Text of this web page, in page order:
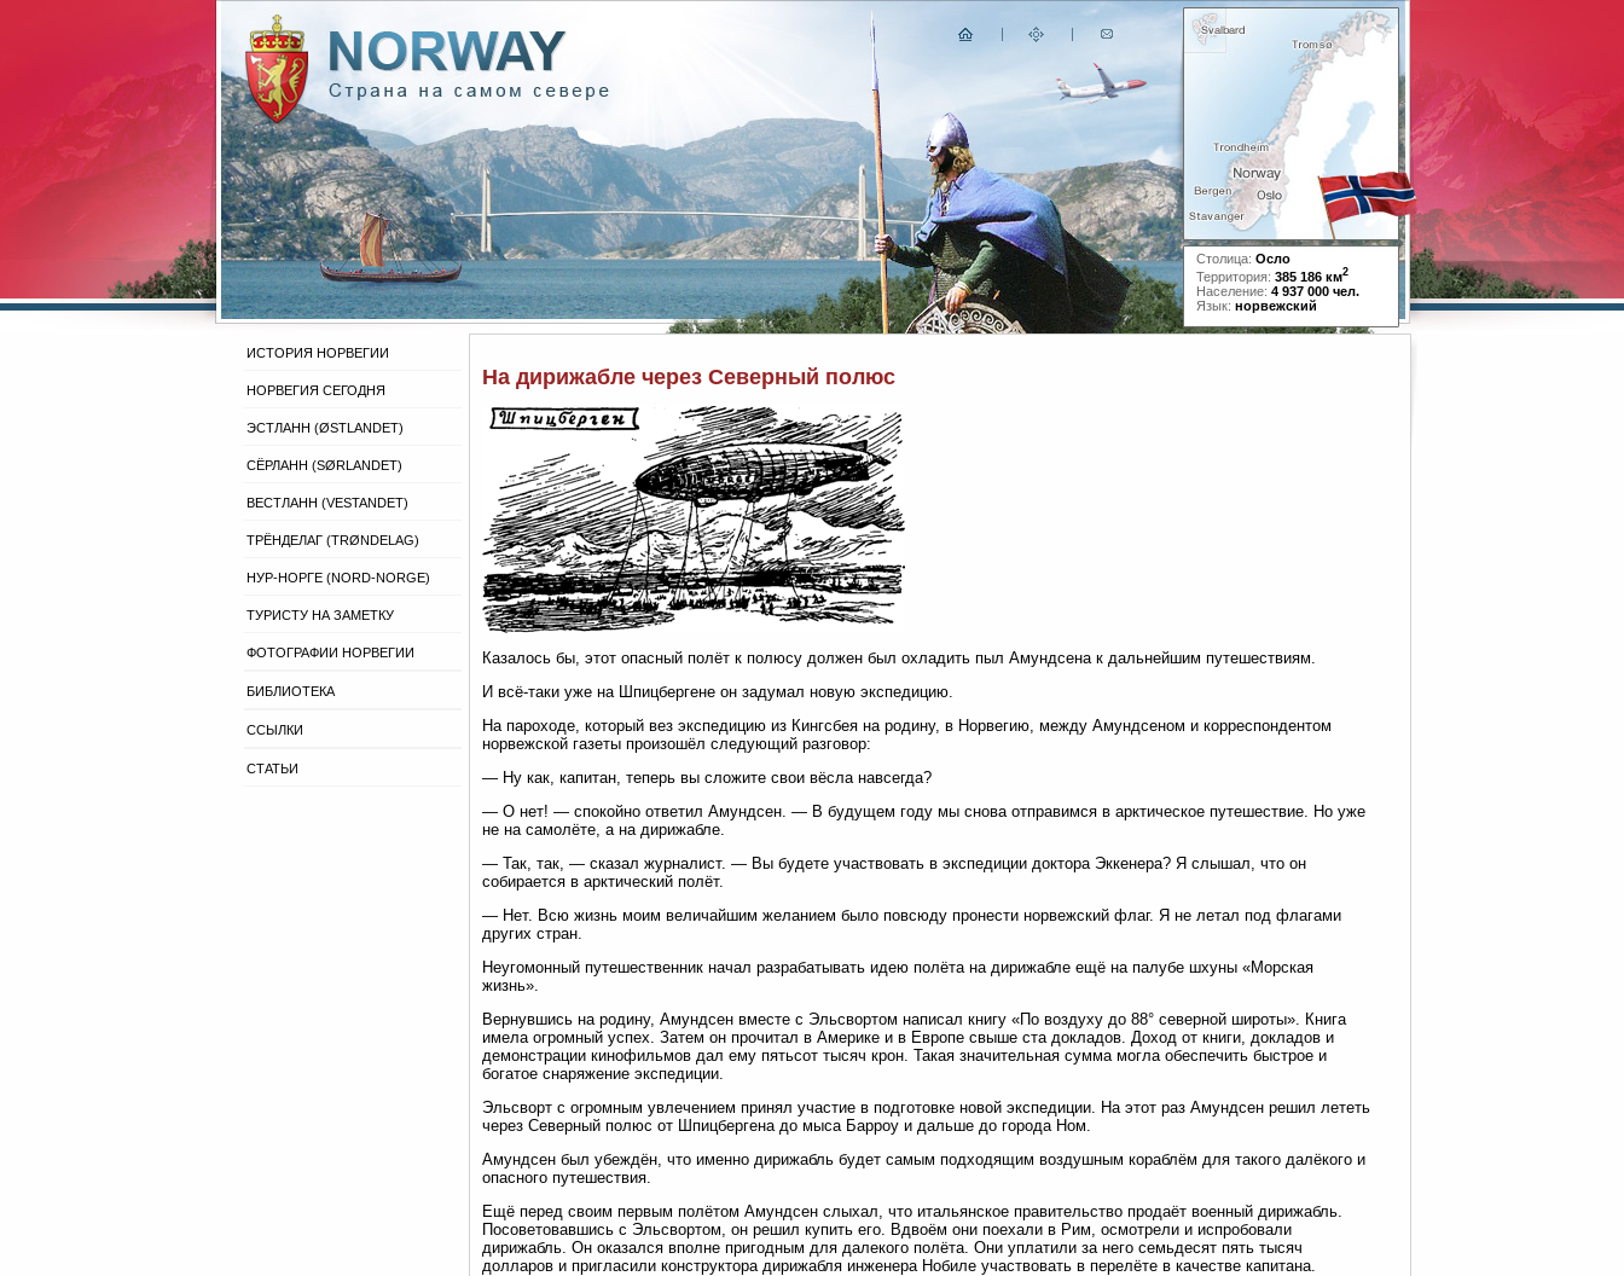
Столица: Осло
Территория: 385 186 км2
Население: 4 937 000 чел.
Язык: норвежский
ИСТОРИЯ НОРВЕГИИ
НОРВЕГИЯ СЕГОДНЯ
ЭСТЛАНН (ØSTLANDET)
СЁРЛАНН (SØRLANDET)
ВЕСТЛАНН (VESTANDET)
ТРЁНДЕЛАГ (TRØNDELAG)
НУР-НОРГЕ (NORD-NORGE)
ТУРИСТУ НА ЗАМЕТКУ
ФОТОГРАФИИ НОРВЕГИИ
БИБЛИОТЕКА
ССЫЛКИ
СТАТЬИ
На дирижабле через Северный полюс
Казалось бы, этот опасный полёт к полюсу должен был охладить пыл Амундсена к дальнейшим путешествиям.
И всё-таки уже на Шпицбергене он задумал новую экспедицию.
На пароходе, который вез экспедицию из Кингсбея на родину, в Норвегию, между Амундсеном и корреспондентом
норвежской газеты произошёл следующий разговор:
— Ну как, капитан, теперь вы сложите свои вёсла навсегда?
— О нет! — спокойно ответил Амундсен. — В будущем году мы снова отправимся в арктическое путешествие. Но уже
не на самолёте, а на дирижабле.
— Так, так, — сказал журналист. — Вы будете участвовать в экспедиции доктора Эккенера? Я слышал, что он
собирается в арктический полёт.
— Нет. Всю жизнь моим величайшим желанием было повсюду пронести норвежский флаг. Я не летал под флагами
других стран.
Неугомонный путешественник начал разрабатывать идею полёта на дирижабле ещё на палубе шхуны «Морская
жизнь».
Вернувшись на родину, Амундсен вместе с Эльсвортом написал книгу «По воздуху до 88° северной широты». Книга
имела огромный успех. Затем он прочитал в Америке и в Европе свыше ста докладов. Доход от книги, докладов и
демонстрации кинофильмов дал ему пятьсот тысяч крон. Такая значительная сумма могла обеспечить быстрое и
богатое снаряжение экспедиции.
Эльсворт с огромным увлечением принял участие в подготовке новой экспедиции. На этот раз Амундсен решил лететь
через Северный полюс от Шпицбергена до мыса Барроу и дальше до города Ном.
Амундсен был убеждён, что именно дирижабль будет самым подходящим воздушным кораблём для такого далёкого и
опасного путешествия.
Ещё перед своим первым полётом Амундсен слыхал, что итальянское правительство продаёт военный дирижабль.
Посоветовавшись с Эльсвортом, он решил купить его. Вдвоём они поехали в Рим, осмотрели и испробовали
дирижабль. Он оказался вполне пригодным для далекого полёта. Они уплатили за него семьдесят пять тысяч
долларов и пригласили конструктора дирижабля инженера Нобиле участвовать в перелёте в качестве капитана.